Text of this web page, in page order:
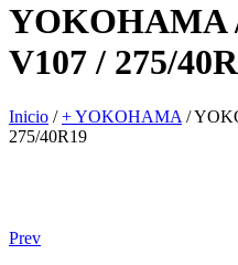
YOKOHAMA
V107 / 275/
Inicio /+ YOKOHAMA /
275/40R19
Prev